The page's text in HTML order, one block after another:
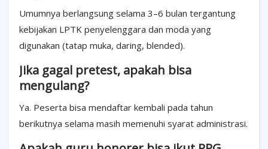
Umumnya berlangsung selama 3–6 bulan tergantung
kebijakan LPTK penyelenggara dan moda yang
digunakan (tatap muka, daring, blended).
Jika gagal pretest, apakah bisa
mengulang?
Ya. Peserta bisa mendaftar kembali pada tahun
berikutnya selama masih memenuhi syarat administrasi.